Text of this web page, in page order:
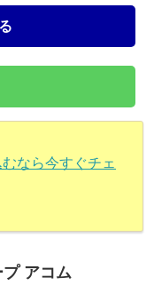
なら今すぐチェ
アコム